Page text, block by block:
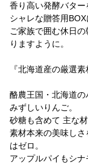
香り高い発酵バタ
シャレな贈答用BOX
ご家族で囲む休日
りますように。
『北海道産の厳選素
酪農王国・北海道
みずしいりんご。
砂糖も含めて 主な
素材本来の美味し
はゼロ。
アップルパイもシ